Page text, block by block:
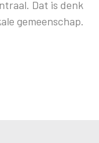
Dat is denk
gemeenschap.